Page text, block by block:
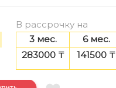
В рассрочку на
3 мес. 6 мес.
283000 ₸
141500 ₸